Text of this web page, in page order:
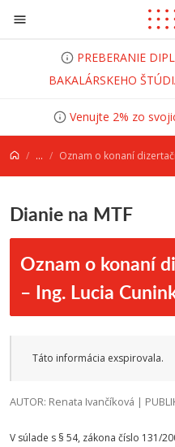
Prejsť na obsah
PREBERANIE
BAKALÁRSKEHO
Venujte 2% zo
... Oznam o konaní dizertačnej
Dianie na MTF
Oznam o konaní
– Ing. Lucia
Táto informácia exspirovala.
AUTOR: Renata Ivančíková |
V súlade s § 54, zákona číslo 131/